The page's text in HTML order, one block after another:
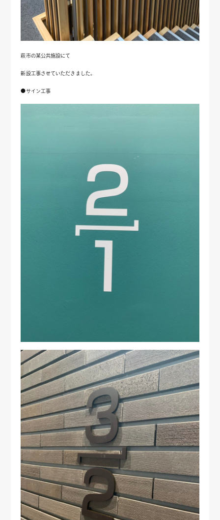
萩市の某公共施設にて
新設工事させていただきました。
●サイン工事